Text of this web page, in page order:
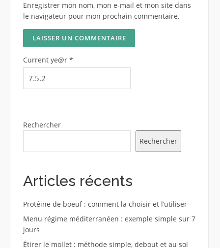
Enregistrer mon nom, mon e-mail et mon site dans
le navigateur pour mon prochain commentaire.
Current ye@r *
Rechercher
Rechercher
Articles récents
Protéine de boeuf : comment la choisir et l’utiliser
Menu régime méditerranéen : exemple simple sur 7
jours
Étirer le mollet : méthode simple, debout et au sol